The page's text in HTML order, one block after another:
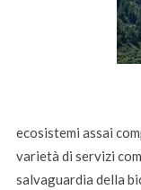
ecosistemi assai
varietà di servizi
salvaguardia della